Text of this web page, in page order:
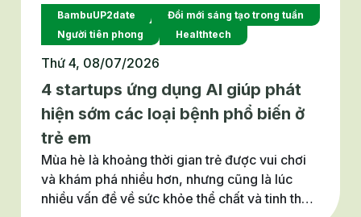
BambuUP2date
Đổi mới sáng tạo trong tuần
Người tiên phong
Healthtech
Thứ 4, 08/07/2026
4 startups ứng dụng AI giúp phát
hiện sớm các loại bệnh phổ biến ở
trẻ em
Mùa hè là khoảng thời gian trẻ được vui chơi
và khám phá nhiều hơn, nhưng cũng là lúc
nhiều vấn đề về sức khỏe thể chất và tinh thần